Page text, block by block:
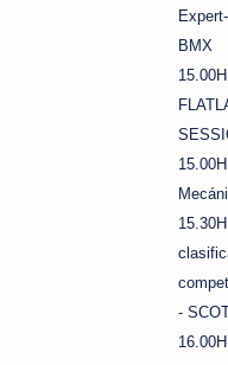
BMX
-